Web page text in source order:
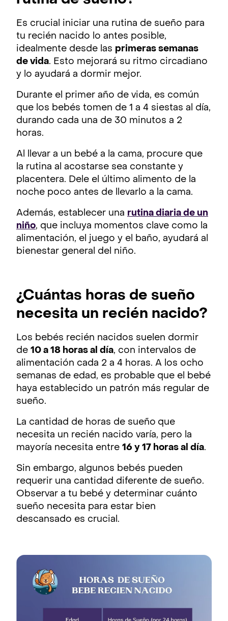
Es crucial iniciar una rutina de sueño para
tu recién nacido lo antes posible,
idealmente desde las primeras semanas
de vida. Esto mejorará su ritmo circadiano
y lo ayudará a dormir mejor.
Durante el primer año de vida, es común
que los bebés tomen de 1 a 4 siestas al día,
durando cada una de 30 minutos a 2
horas.
Al llevar a un bebé a la cama, procure que
la rutina al acostarse sea constante y
placentera. Dele el último alimento de la
noche poco antes de llevarlo a la cama.
Además, establecer una rutina diaria de un
niño, que incluya momentos clave como la
alimentación, el juego y el baño, ayudará al
bienestar general del niño.
¿Cuántas horas de sueño
necesita un recién nacido?
Los bebés recién nacidos suelen dormir
de 10 a 18 horas al día, con intervalos de
alimentación cada 2 a 4 horas. A los ocho
semanas de edad, es probable que el bebé
haya establecido un patrón más regular de
sueño.
La cantidad de horas de sueño que
necesita un recién nacido varía, pero la
mayoría necesita entre 16 y 17 horas al día.
Sin embargo, algunos bebés pueden
requerir una cantidad diferente de sueño.
Observar a tu bebé y determinar cuánto
sueño necesita para estar bien
descansado es crucial.